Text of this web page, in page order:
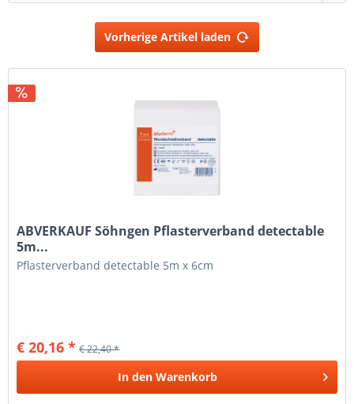
Vorherige Artikel laden
ABVERKAUF Söhngen Pflasterverband detectable
5m...
Pflasterverband detectable 5m x 6cm
€ 20,16 * € 22,40 *
In den Warenkorb